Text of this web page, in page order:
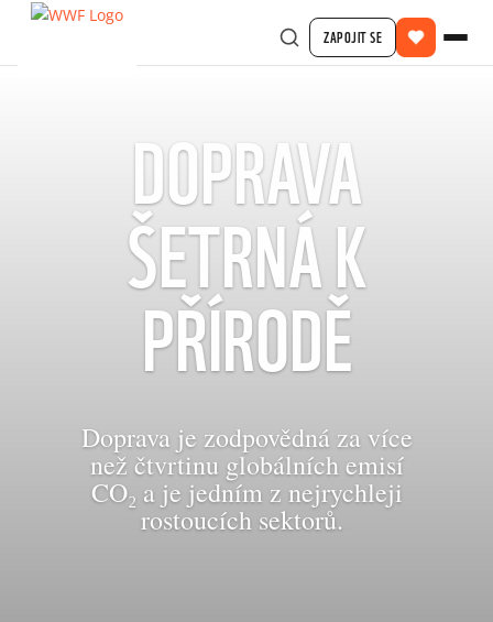
ZAPOJIT SE
DOPRAVA
ŠETRNÁ K
PŘÍRODĚ
Doprava je zodpovědná za více
než čtvrtinu globálních emisí
CO₂ a je jedním z nejrychleji
rostoucích sektorů.